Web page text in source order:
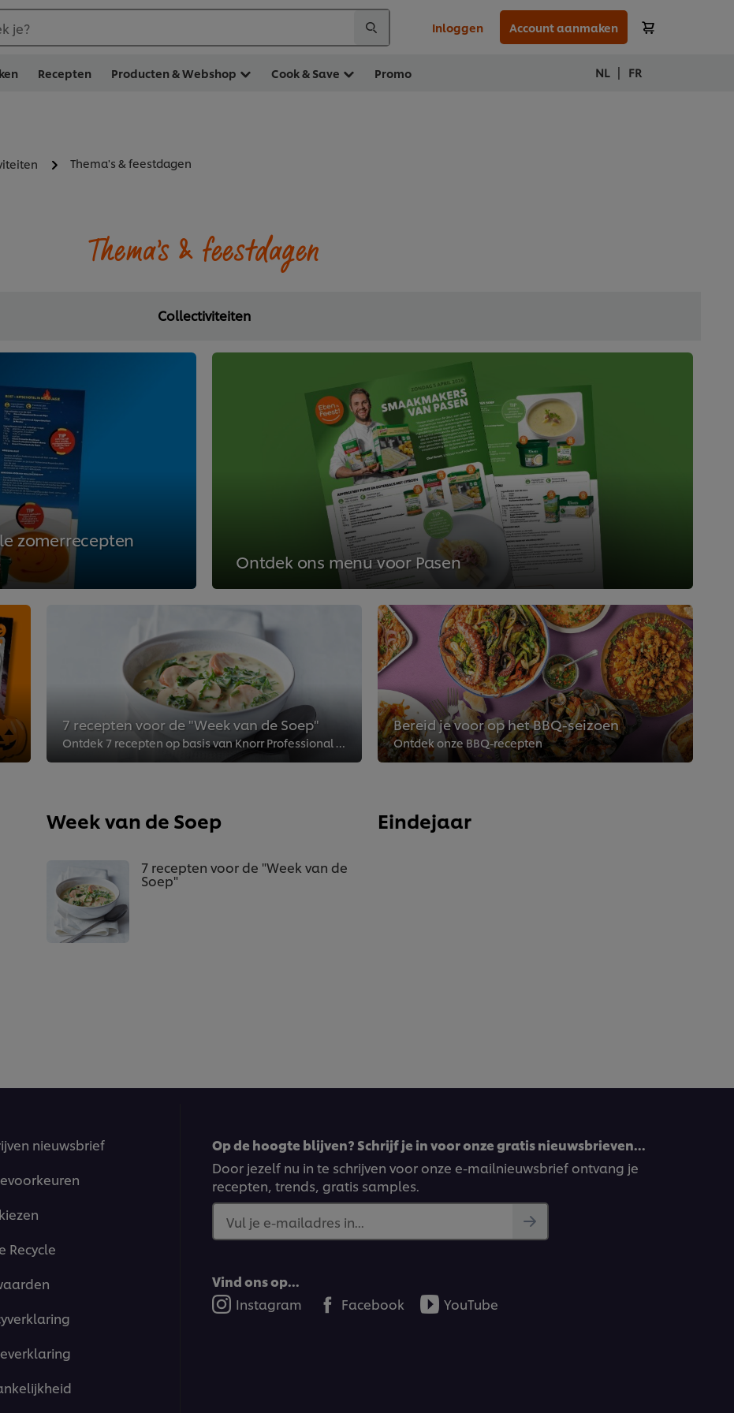
je? Inloggen Account aanmaken
Recepten Producten & Webshop Cook & Save Promo NL | FR
Thema's & feestdagen
Thema's & feestdagen
Collectiviteiten
zomerrecepten
Ontdek ons menu voor Pasen
7 recepten voor de "Week van de Soep"
Ontdek 7 recepten op basis van Knorr Professional soepen
Bereid je voor op het BBQ-seizoen
Ontdek onze BBQ-recepten
Week van de Soep
7 recepten voor de "Week van de
Soep"
Eindejaar
nieuwsbrief
Recycle
Op de hoogte blijven? Schrijf je in voor onze gratis nieuwsbrieven…
Door jezelf nu in te schrijven voor onze e-mailnieuwsbrief ontvang je
recepten, trends, gratis samples.
Vul je e-mailadres in...
Vind ons op...
Instagram
Facebook YouTube